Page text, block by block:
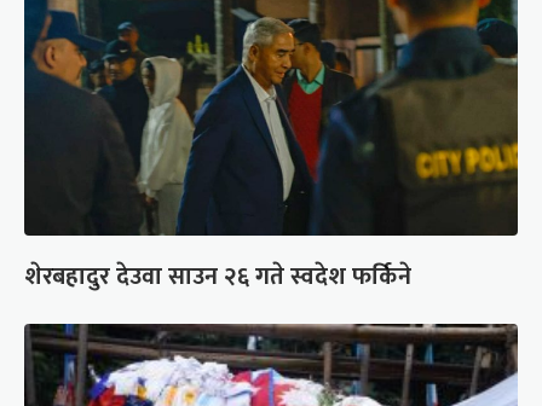
शेरबहादुर देउवा साउन २६ गते स्वदेश फर्किने